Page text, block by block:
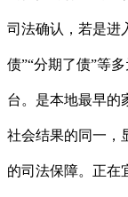
司法确认，若是进
债”“分期了债”等
台。是本地最早的
社会结果的同一，
的司法保障。正在